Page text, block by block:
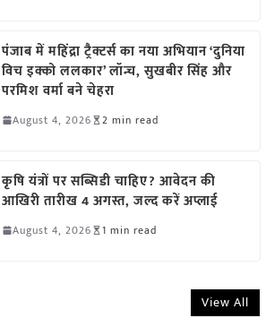
पंजाब में महिंद्रा ट्रैक्टर्स का नया अभियान ‘दुनिया
विच इक्को ललकार’ लॉन्च, सुखबीर सिंह और
परमिश वर्मा बने चेहरा
August 4, 2026 2 min read
कृषि यंत्रों पर सब्सिडी चाहिए? आवेदन की
आखिरी तारीख 4 अगस्त, जल्द करें अप्लाई
August 4, 2026 1 min read
View All